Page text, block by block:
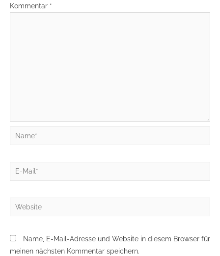
Kommentar *
Name*
E-
Mail*
Website
Name, E-Mail-Adresse und Website in diesem Browser für
meinen nächsten Kommentar speichern.